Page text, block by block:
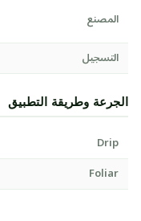
المصنع
التسجيل
الجرعة وطريقة التطبيق
Drip
Foliar